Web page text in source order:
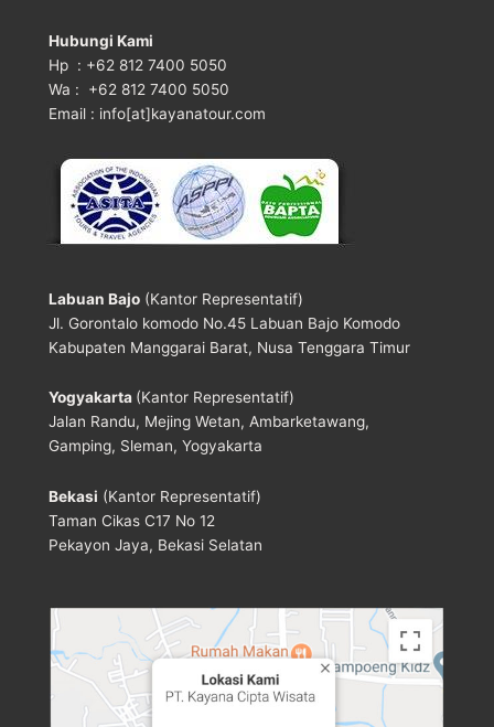
Hubungi Kami
Hp : +62 812 7400 5050
Wa : +62 812 7400 5050
Email : info[at]kayanatour.com
Labuan Bajo (Kantor Representatif)
Jl. Gorontalo komodo No.45 Labuan Bajo Komodo
Kabupaten Manggarai Barat, Nusa Tenggara Timur
Yogyakarta (Kantor Representatif)
Jalan Randu, Mejing Wetan, Ambarketawang,
Gamping, Sleman, Yogyakarta
Bekasi (Kantor Representatif)
Taman Cikas C17 No 12
Pekayon Jaya, Bekasi Selatan